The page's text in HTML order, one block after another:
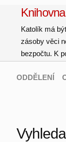
Katolík má
zásoby věci
bezpočtu. K
ODDĚLENÍ